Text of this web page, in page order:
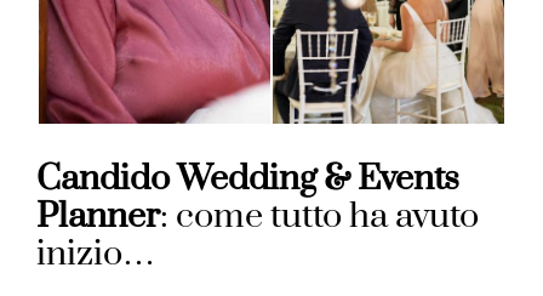
Candido Wedding & Events
Planner: come tutto ha avuto
inizio…